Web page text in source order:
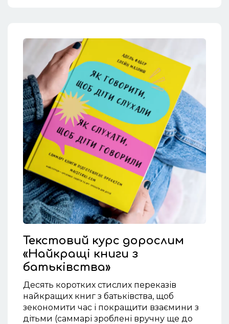
Текстовий курс дорослим
«Найкращі книги з
батьківства»
Десять коротких стислих переказів
найкращих книг з батьківства, щоб
зекономити час і покращити взаємини з
дітьми (саммарі зроблені вручну ще до